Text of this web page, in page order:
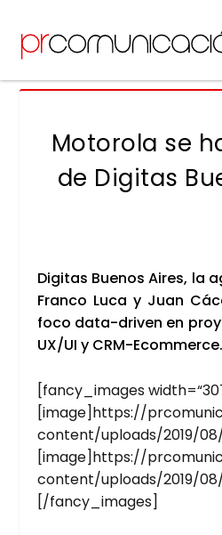
Motorola se
de Digitas
Digi­tas Bue­nos Aires, la
Fran­co Luca y Juan
foco data-dri­ven en
UX/UI y CRM-Ecom­mer­ce.
[fancy_images
[image]https://
content/uploads/2019/
[image]https://
content/uploads/2019/
[/fancy_images]